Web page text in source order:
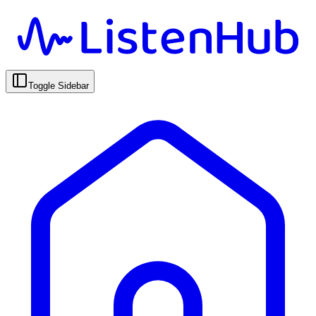
Toggle Sidebar